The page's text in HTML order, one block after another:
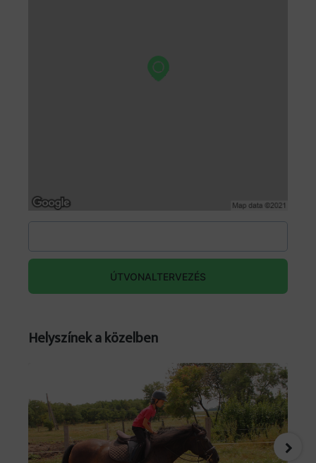
Forrás: facebook.com/events/1405302984454602
ÚTVONALTERVEZÉS
Helyszínek a közelben